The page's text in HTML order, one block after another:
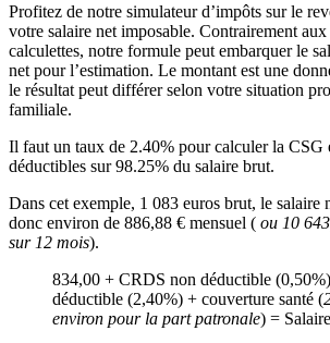
Profitez de notre simulateur d’impôts sur le
votre salaire net imposable. Contrairement
calculettes, notre formule peut embarquer le
net pour l’estimation. Le montant est une
le résultat peut différer selon votre situation
familiale.
Il faut un taux de 2.40% pour calculer la CSG
déductibles sur 98.25% du salaire brut.
Dans cet exemple, 1 083 euros brut, le salaire
donc environ de 886,88 € mensuel ( ou 10
sur 12 mois).
834,00 + CRDS non déductible
déductible (2,40%) + couverture santé (
environ pour la part patronale) =